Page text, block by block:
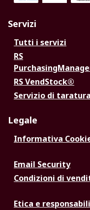
Servizi
Tutti i servizi
RS
RS VendStock®
Servizio di taratura
Legale
Informativa
Email Security
Condizioni di
Etica e